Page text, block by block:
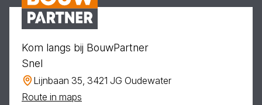
Kom langs bij BouwPartner
Snel
Lijnbaan 35, 3421 JG Oudewater
Route in maps